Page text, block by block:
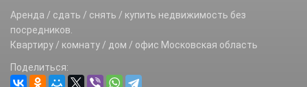
Аренда / сдать / снять / купить недвижимость без
посредников.
Квартиру / комнату / дом / офис Московская область
Поделиться: